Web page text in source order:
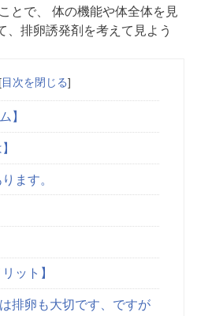
とで、 体の機能や体全体を見
、排卵誘発剤を考えて見よう
[目次を閉じる]
】
ます。
ット】
排卵も大切です、ですが